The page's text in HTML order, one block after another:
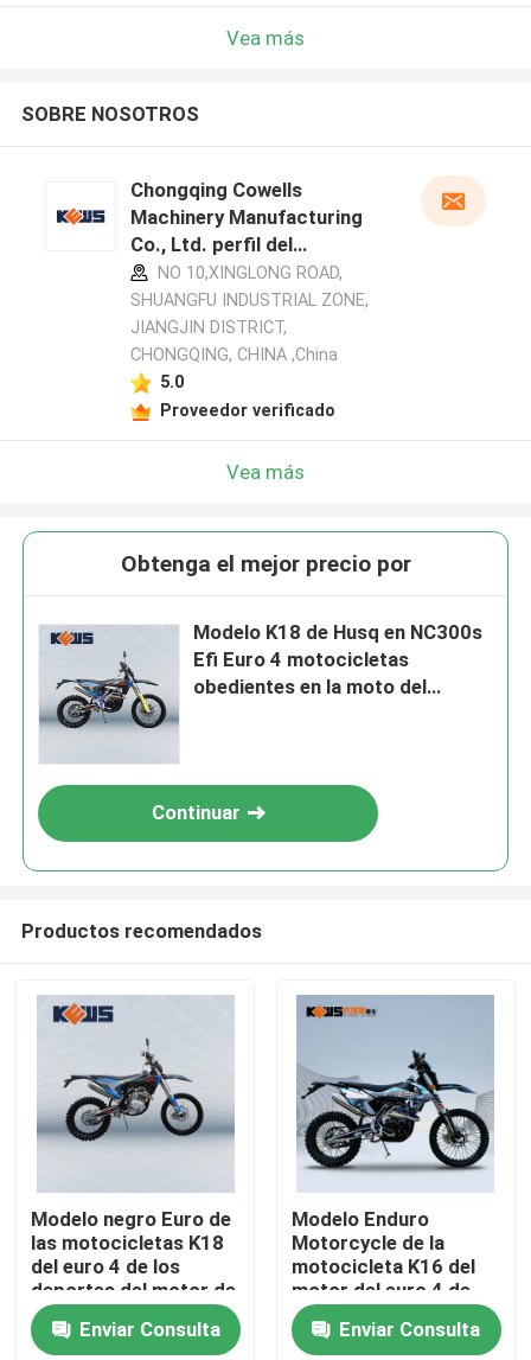
Productos
Sobre nosotros
Vea más
SOBRE NOSOTROS
Chongqing Cowells
Machinery Manufacturing
Co., Ltd. perfil del
fabricante
NO 10,XINGLONG ROAD,
SHUANGFU INDUSTRIAL ZONE,
JIANGJIN DISTRICT,
CHONGQING, CHINA ,China
5.0
Proveedor verificado
Vea más
Obtenga el mejor precio por
Modelo K18 de Husq en NC300s
Efi Euro 4 motocicletas
obedientes en la moto del
Continuar
Productos recomendados
Modelo negro Euro de
las motocicletas K18
del euro 4 de los
deportes del motor de
CB250-F 4 bicis
Enviar Consulta
Modelo Enduro
Motorcycle de la
motocicleta K16 del
motor del euro 4 de
Kews NC250
Enviar Consulta